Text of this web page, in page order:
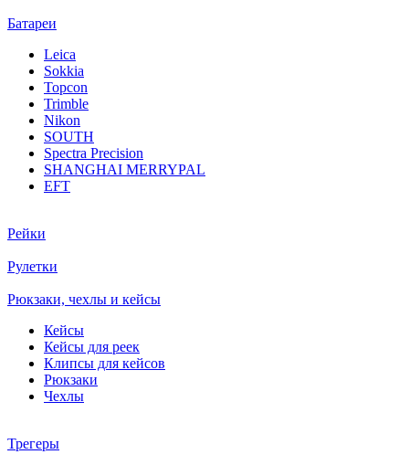
Батареи
Leica
Sokkia
Topcon
Trimble
Nikon
SOUTH
Spectra Precision
SHANGHAI MERRYPAL
EFT
Рейки
Рулетки
Рюкзаки, чехлы и кейсы
Кейсы
Кейсы для реек
Клипсы для кейсов
Рюкзаки
Чехлы
Трегеры